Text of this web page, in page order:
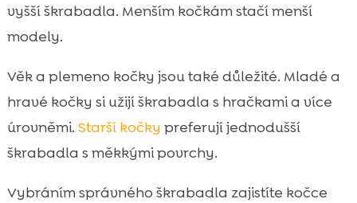
vyšší škrabadla. Menším kočkám stačí menší
modely.
Věk a plemeno kočky jsou také důležité. Mladé a
hravé kočky si užijí škrabadla s hračkami a více
úrovněmi. Starší kočky preferují jednodušší
škrabadla s měkkými povrchy.
Vybráním správného škrabadla zajistíte kočce